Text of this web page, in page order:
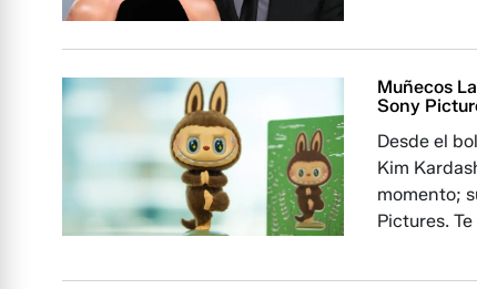
Muñecos
Sony
Desde el
Kim
momento;
Pictures.